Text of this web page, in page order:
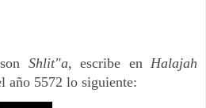
Shlit"a, escribe en Halajah
año 5572 lo siguiente: